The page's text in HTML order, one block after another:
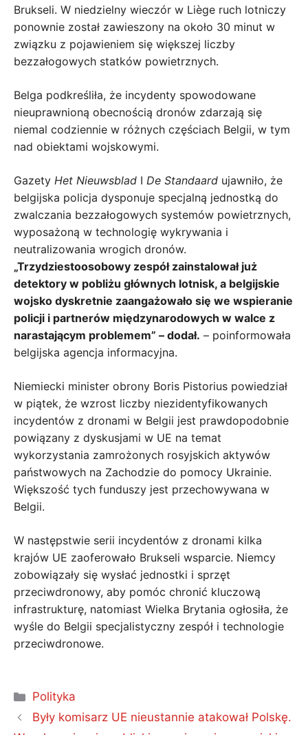
Brukseli. W niedzielny wieczór w Liège ruch lotniczy
ponownie został zawieszony na około 30 minut w
związku z pojawieniem się większej liczby
bezzałogowych statków powietrznych.
Belga podkreśliła, że ​​incydenty spowodowane
nieuprawnioną obecnością dronów zdarzają się
niemal codziennie w różnych częściach Belgii, w tym
nad obiektami wojskowymi.
Gazety Het Nieuwsblad I De Standaard ujawniło, że
belgijska policja dysponuje specjalną jednostką do
zwalczania bezzałogowych systemów powietrznych,
wyposażoną w technologię wykrywania i
neutralizowania wrogich dronów.
„Trzydziestoosobowy zespół zainstalował już
detektory w pobliżu głównych lotnisk, a belgijskie
wojsko dyskretnie zaangażowało się we wspieranie
policji i partnerów międzynarodowych w walce z
narastającym problemem” – dodał. – poinformowała
belgijska agencja informacyjna.
Niemiecki minister obrony Boris Pistorius powiedział
w piątek, że wzrost liczby niezidentyfikowanych
incydentów z dronami w Belgii jest prawdopodobnie
powiązany z dyskusjami w UE na temat
wykorzystania zamrożonych rosyjskich aktywów
państwowych na Zachodzie do pomocy Ukrainie.
Większość tych funduszy jest przechowywana w
Belgii.
W następstwie serii incydentów z dronami kilka
krajów UE zaoferowało Brukseli wsparcie. Niemcy
zobowiązały się wysłać jednostki i sprzęt
przeciwdronowy, aby pomóc chronić kluczową
infrastrukturę, natomiast Wielka Brytania ogłosiła, że ​​
wyśle ​​​​do Belgii specjalistyczny zespół i technologie
przeciwdronowe.
Kategorie
Polityka
Były komisarz UE nieustannie atakował Polskę.